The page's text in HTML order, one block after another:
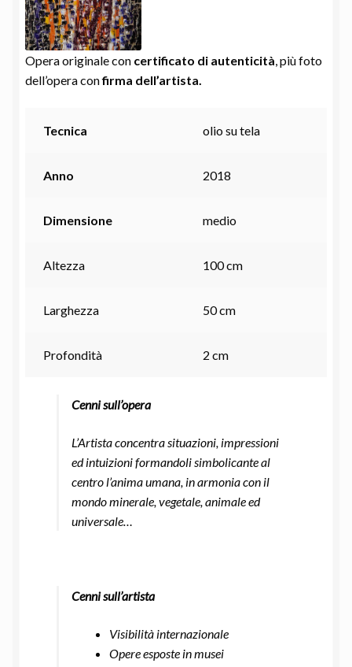
Opera originale con certificato di autenticità, più foto
dell’opera confirma dell’artista.
Tecnica olio su tela
Anno 2018
Dimensione medio
Altezza 100 cm
Larghezza 50 cm
Profondità 2 cm
Cenni sull’opera
L’Artista concentra situazioni, impressioni
ed intuizioni formandoli simbolicante al
centro l’anima umana, in armonia con il
mondo minerale, vegetale, animale ed
universale…
Cenni sull’artista
Visibilità internazionale
Opere esposte in musei